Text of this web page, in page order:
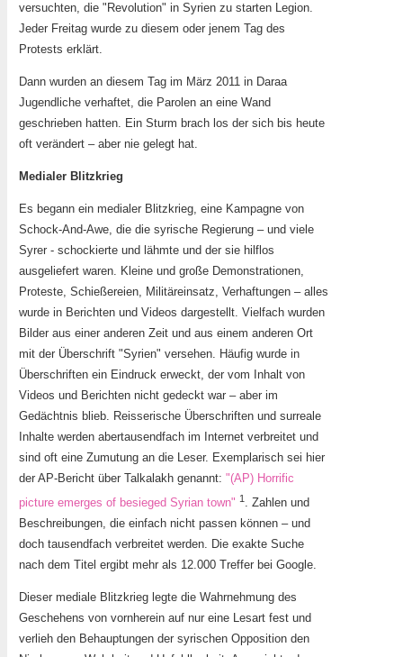
versuchten, die "Revolution" in Syrien zu starten Legion.
Jeder Freitag wurde zu diesem oder jenem Tag des
Protests erklärt.
Dann wurden an diesem Tag im März 2011 in Daraa
Jugendliche verhaftet, die Parolen an eine Wand
geschrieben hatten. Ein Sturm brach los der sich bis heute
oft verändert – aber nie gelegt hat.
Medialer Blitzkrieg
Es begann ein medialer Blitzkrieg, eine Kampagne von
Schock-And-Awe, die die syrische Regierung – und viele
Syrer - schockierte und lähmte und der sie hilflos
ausgeliefert waren. Kleine und große Demonstrationen,
Proteste, Schießereien, Militäreinsatz, Verhaftungen – alles
wurde in Berichten und Videos dargestellt. Vielfach wurden
Bilder aus einer anderen Zeit und aus einem anderen Ort
mit der Überschrift "Syrien" versehen. Häufig wurde in
Überschriften ein Eindruck erweckt, der vom Inhalt von
Videos und Berichten nicht gedeckt war – aber im
Gedächtnis blieb. Reisserische Überschriften und surreale
Inhalte werden abertausendfach im Internet verbreitet und
sind oft eine Zumutung an die Leser. Exemplarisch sei hier
der AP-Bericht über Talkalakh genannt: "(AP) Horrific
picture emerges of besieged Syrian town" 1. Zahlen und
Beschreibungen, die einfach nicht passen können – und
doch tausendfach verbreitet werden. Die exakte Suche
nach dem Titel ergibt mehr als 12.000 Treffer bei Google.
Dieser mediale Blitzkrieg legte die Wahrnehmung des
Geschehens von vornherein auf nur eine Lesart fest und
verlieh den Behauptungen der syrischen Opposition den